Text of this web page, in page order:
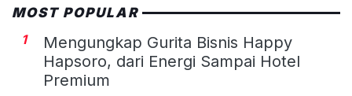
MOST POPULAR
1
Mengungkap Gurita Bisnis Happy
Hapsoro, dari Energi Sampai Hotel
Premium